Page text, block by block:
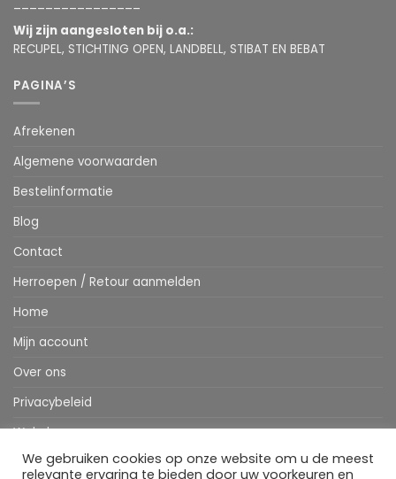
Wij zijn aangesloten bij o.a.:
RECUPEL, STICHTING OPEN, LANDBELL, STIBAT EN BEBAT
PAGINA’S
Afrekenen
Algemene voorwaarden
Bestelinformatie
Blog
Contact
Herroepen / Retour aanmelden
Home
Mijn account
Over ons
Privacybeleid
Webshop
Winkelwagen
We gebruiken cookies op onze website om u de meest
relevante ervaring te bieden door uw voorkeuren en